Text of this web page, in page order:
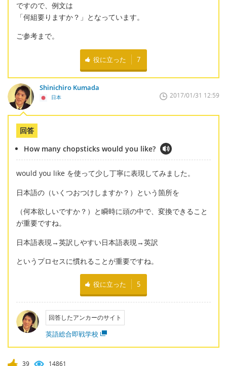
ですので、例文は
「何組要りますか？」となっています。
ご参考まで。
役に立った 7
Shinichiro Kumada
日本 2017/01/31 12:59
回答
How many chopsticks would you like?
would you like を使って少し丁寧に表現してみました。
日本語の（いくつおつけしますか？）という箇所を
（何本欲しいですか？）と瞬時に頭の中で、変換できること
が重要ですね。
日本語表現→英訳しやすい日本語表現→英訳
というプロセスに慣れることが重要ですね。
役に立った 5
回答したアンカーのサイト
英語総合即戦学校
39 14861